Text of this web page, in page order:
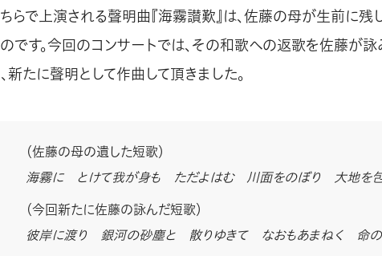
らで上演される聲明曲『海霧讃歎』は、佐藤の母が生前に
です。今回のコンサートでは、その和歌への返歌を佐藤が
新たに聲明として作曲して頂きました。
（佐藤の母の遺した短歌）
海霧に とけて我が身も ただよはむ 川面をのぼり 大地を
（今回新たに佐藤の詠んだ短歌）
彼岸に渡り 銀河の砂塵と 散りゆきて なおもあまねく 命の